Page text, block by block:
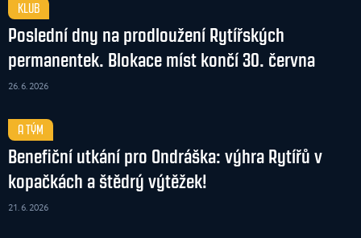
KLUB
Poslední dny na prodloužení Rytířských
permanentek. Blokace míst končí 30. června
26. 6. 2026
A TÝM
Benefiční utkání pro Ondráška: výhra Rytířů v
kopačkách a štědrý výtěžek!
21. 6. 2026